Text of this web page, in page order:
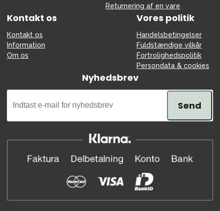
Returnering af en vare
Kontakt os
Kontakt os
Information
Om os
Vores politik
Handelsbetingelser
Fuldstændige vilkår
Fortrolighedspolitik
Persondata & cookies
Nyhedsbrev
Send